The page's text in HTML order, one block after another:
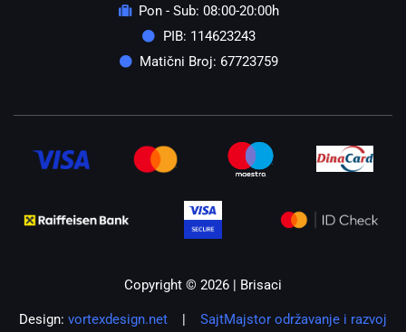
Pon - Sub: 08:00-20:00h
PIB: 114623243
Matični Broj: 67723759
Copyright © 2026 | Brisaci
Design: vortexdesign.net | SajtMajstor održavanje i razvoj